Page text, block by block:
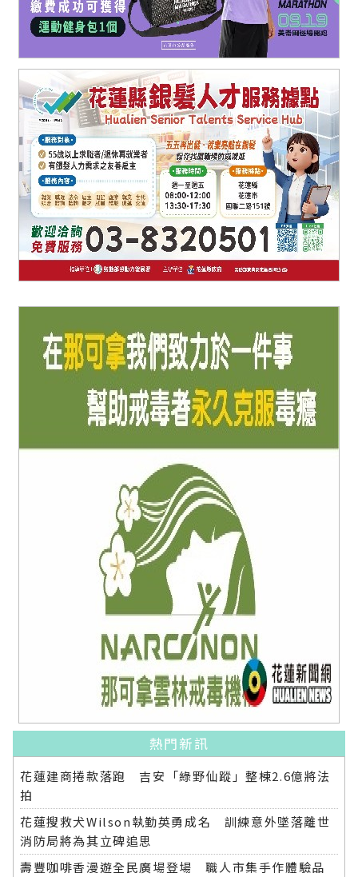
熱門新訊
花蓮建商捲款落跑 吉安「綠野仙蹤」整棟2.6億將法
拍
花蓮搜救犬Wilson執勤英勇成名 訓練意外墜落離世
消防局將為其立碑追思
壽豐咖啡香漫遊全民廣場登場 職人市集手作體驗品